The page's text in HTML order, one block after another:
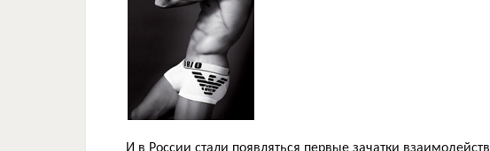
И в России стали появляться первые зачатки